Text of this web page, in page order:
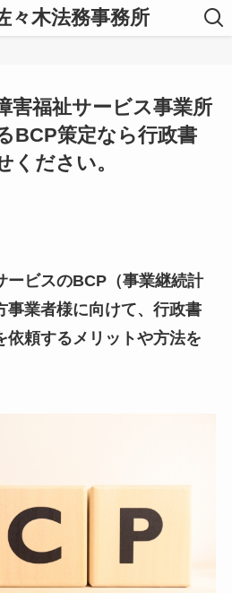
々木法務事務所
害福祉サービス事業所
BCP策定なら行政書
ください。
ービスのBCP（事業継続計
事業者様に向けて、行政書
依頼するメリットや方法を